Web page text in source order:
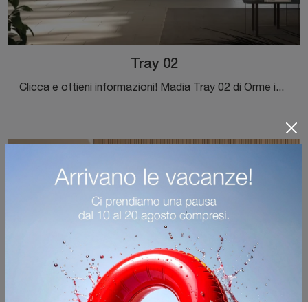
Tray 02
Clicca e ottieni informazioni! Madia Tray 02 di Orme in melaminico: ti sta aspettando per valorizzare le tue stanze moderne.